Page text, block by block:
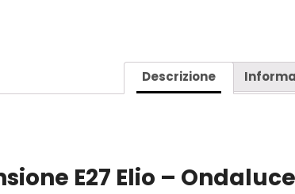
Descrizione
E27 Elio – Ondaluce